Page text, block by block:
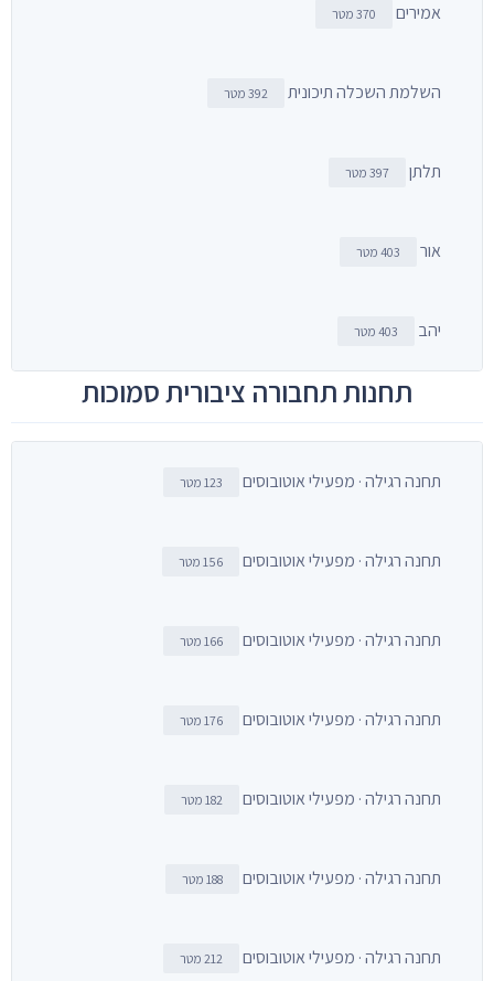
אמירים 370 מטר
השלמת השכלה תיכונית 392 מטר
תלתן 397 מטר
אור 403 מטר
יהב 403 מטר
תחנות תחבורה ציבורית סמוכות
תחנה רגילה · מפעילי אוטובוסים 123 מטר
תחנה רגילה · מפעילי אוטובוסים 156 מטר
תחנה רגילה · מפעילי אוטובוסים 166 מטר
תחנה רגילה · מפעילי אוטובוסים 176 מטר
תחנה רגילה · מפעילי אוטובוסים 182 מטר
תחנה רגילה · מפעילי אוטובוסים 188 מטר
תחנה רגילה · מפעילי אוטובוסים 212 מטר